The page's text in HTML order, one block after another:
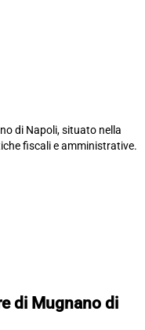
di Napoli, situato nella
fiscali e amministrative.
di Mugnano di